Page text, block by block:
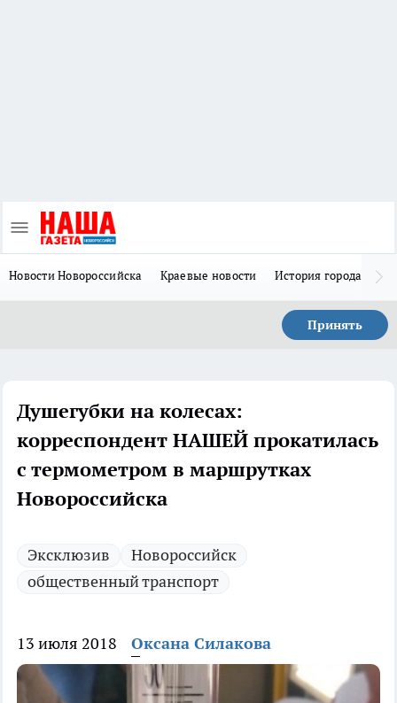
Новости Новороссийска Краевые новости История города Н
Принять
Душегубки на колесах:
корреспондент НАШЕЙ прокатилась
с термометром в маршрутках
Новороссийска
Эксклюзив
Новороссийск
общественный транспорт
13 июля 2018 Оксана Силакова